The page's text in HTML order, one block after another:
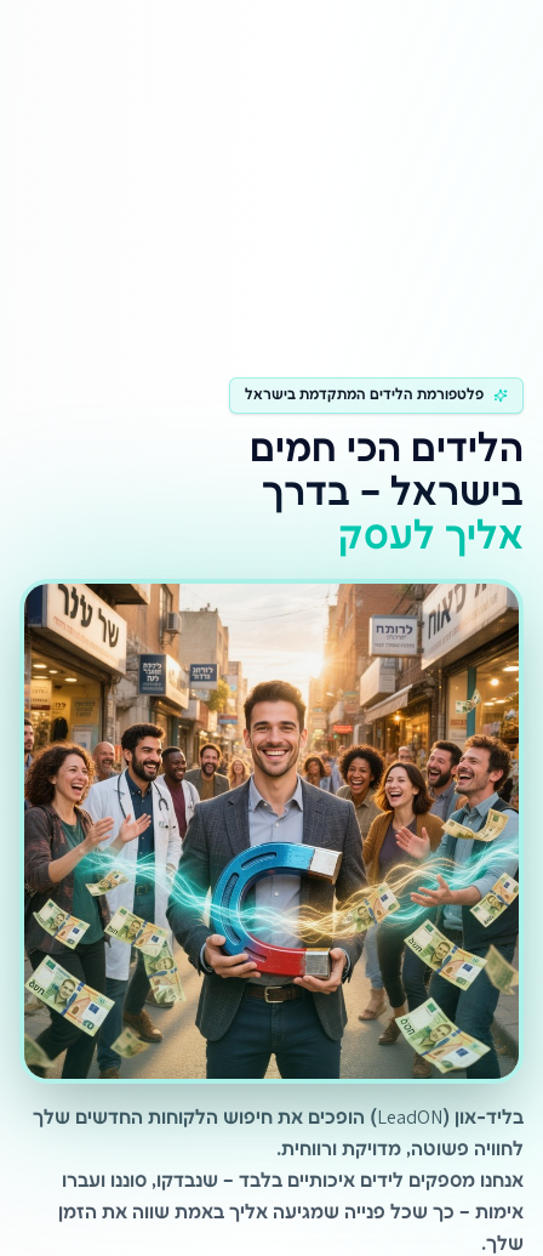
פלטפורמת הלידים המתקדמת בישראל
הלידים הכי חמים
בישראל – בדרך
אליך לעסק
בליד-און (LeadON) הופכים את חיפוש הלקוחות החדשים שלך
לחוויה פשוטה, מדויקת ורווחית.
אנחנו מספקים לידים איכותיים בלבד – שנבדקו, סוננו ועברו
אימות – כך שכל פנייה שמגיעה אליך באמת שווה את הזמן
שלך.